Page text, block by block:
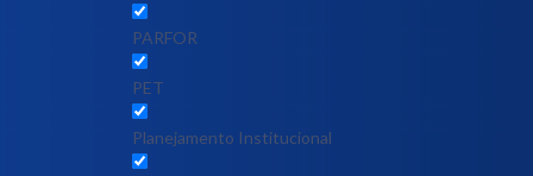
PARFOR
PET
Planejamento Institucional